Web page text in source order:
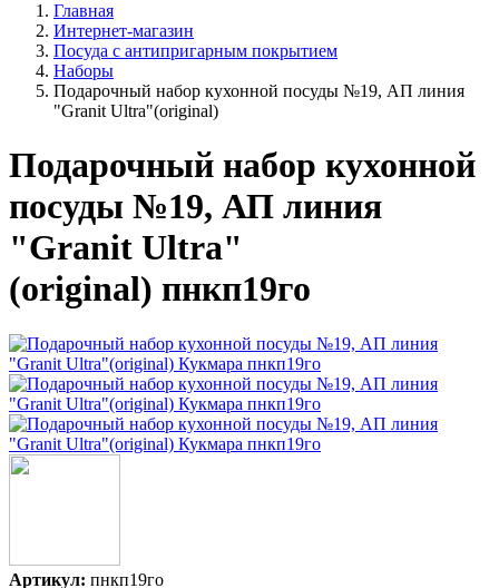
Главная
Интернет-магазин
Посуда с антипригарным покрытием
Наборы
Подарочный набор кухонной посуды №19, АП линия
"Granit Ultra"(original)
Подарочный набор кухонной
посуды №19, АП линия
"Granit Ultra"
(original) пнкп19го
Артикул: пнкп19го